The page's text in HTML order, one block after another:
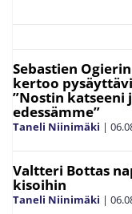
Sebastien
kertoo
”Nostin katseeni
edessämme”
Taneli Niinimäki |
Valtteri Bottas
kisoihin
Taneli Niinimäki |